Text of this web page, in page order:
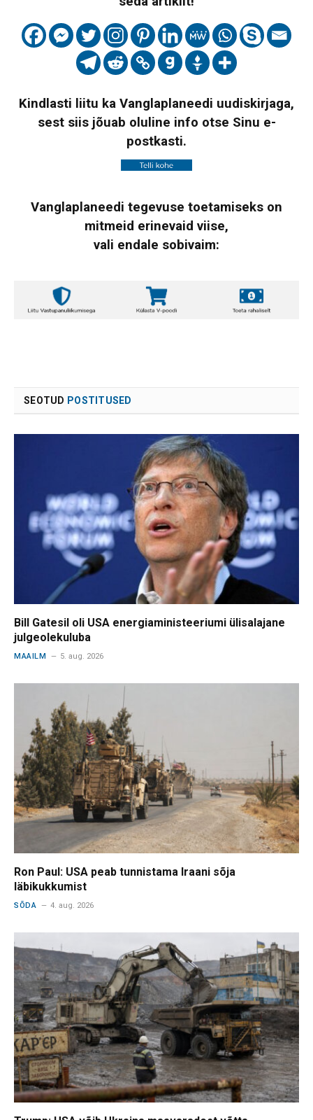
Kindlasti liitu ka Vanglaplaneedi uudiskirjaga,
sest siis jõuab oluline info otse Sinu e-
postkasti.
Vanglaplaneedi tegevuse toetamiseks on
mitmeid erinevaid viise,
vali endale sobivaim:
SEOTUD POSTITUSED
Bill Gatesil oli USA energiaministeeriumi ülisalajane
julgeolekuluba
MAAILM 5. aug. 2026
Ron Paul: USA peab tunnistama Iraani sõja
läbikukkumist
SÕDA 4. aug. 2026